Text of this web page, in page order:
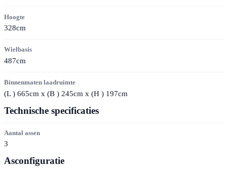
Hoogte
328cm
Wielbasis
487cm
Binnenmaten laadruimte
(L) 665cm x (B ) 245cm x (H ) 197cm
Technische specificaties
Aantal assen
3
Asconfiguratie